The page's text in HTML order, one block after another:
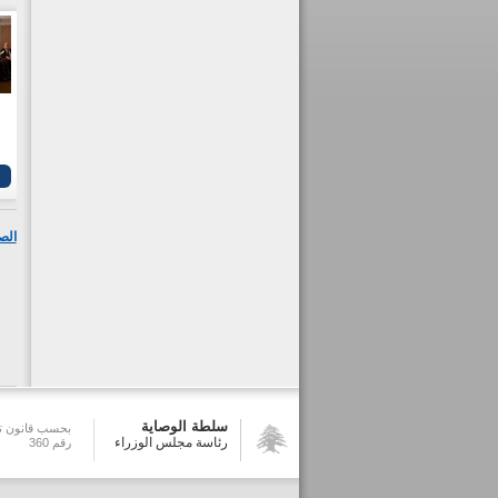
سلطة الوصاية
رئاسة مجلس الوزراء
بحسب قانون
رقم 360